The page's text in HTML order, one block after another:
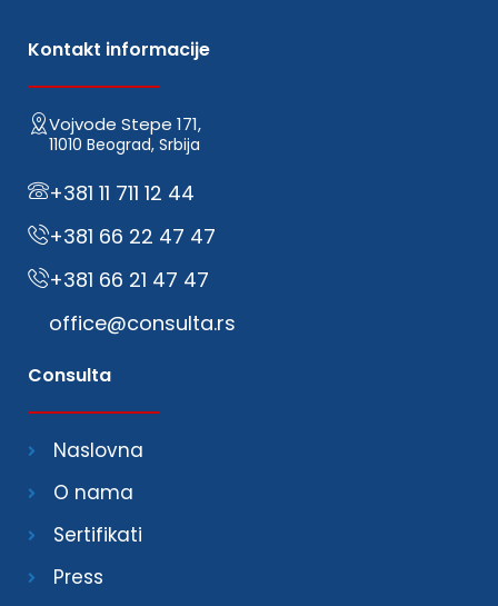
Kontakt informacije
Vojvode Stepe 171,
11010 Beograd, Srbija
+381 11 711 12 44
+381 66 22 47 47
+381 66 21 47 47
office@consulta.rs
Consulta
Naslovna
O nama
Sertifikati
Press